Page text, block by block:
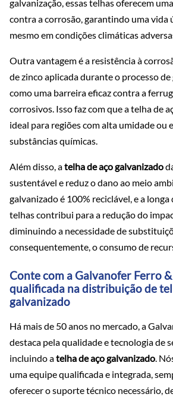
galvanização, essas telhas oferecem
contra a corrosão, garantindo uma vida
mesmo em condições climáticas
Outra vantagem é a resistência à
de zinco aplicada durante o processo
como uma barreira eficaz contra a
corrosivos. Isso faz com que a telha de
ideal para regiões com alta umidade ou
substâncias químicas.
Além disso, atelha de aço galvanizado
sustentável e reduz o dano ao meio
galvanizado é 100% reciclável, e a
telhas contribui para a redução do
diminuindo a necessidade de
consequentemente, o consumo de
Conte com a Galvanofer Ferro
qualificada na distribuição de
galvanizado
Há mais de 50 anos no mercado, a
destaca pela qualidade e tecnologia de
incluindo atelha de aço galvanizado.
uma equipe qualificada e integrada,
oferecer o suporte técnico necessário,